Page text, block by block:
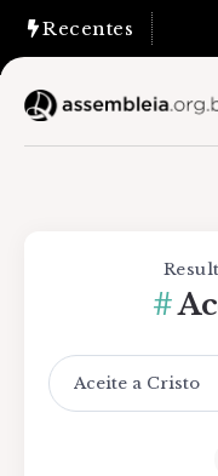
Recentes